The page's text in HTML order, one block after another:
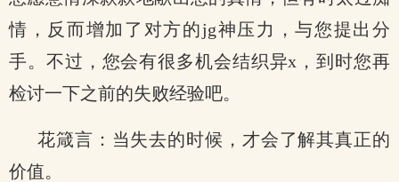
情，反而增加了对方的jg神压力，与您提出分
手。不过，您会有很多机会结织异x，到时您再
检讨一下之前的失败经验吧。
花箴言：当失去的时候，才会了解其真正的
价值。